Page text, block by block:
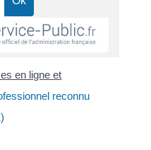
en ligne et
reconnu